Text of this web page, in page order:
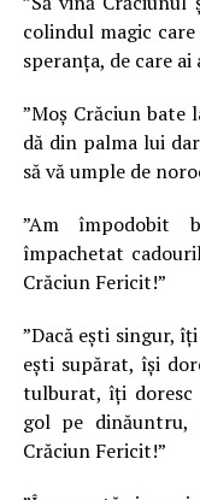
colindul magic
speranța, de care
”Moș Crăciun bate
dă din palma lui
să vă umple de
”Am împodobit
împachetat
Crăciun Fericit!”
”Dacă ești singur,
ești supărat, își
tulburat, îți doresc
gol pe
Crăciun Fericit!”